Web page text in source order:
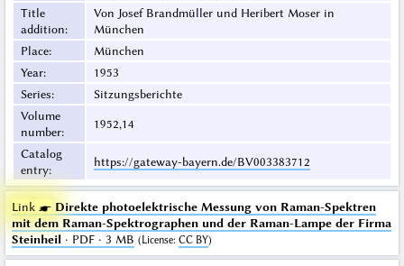
Title
addition:
Von Josef Brandmüller und Heribert Moser in
München
Place:
München
Year:
1953
Series:
Sitzungsberichte
Volume
number:
1952,14
Catalog
entry:
https://gateway-bayern.de/BV003383712
Link ☛ Direkte photoelektrische Messung von Raman-Spektren
mit dem Raman-Spektrographen und der Raman-Lampe der Firma
Steinheil· PDF · 3 MB (License: CC BY)